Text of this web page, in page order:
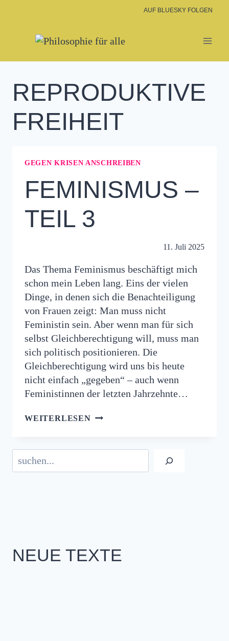
AUF BLUESKY FOLGEN
REPRODUKTIVE
FREIHEIT
GEGEN KRISEN ANSCHREIBEN
FEMINISMUS –
TEIL 3
11. Juli 2025
Das Thema Feminismus beschäftigt mich
schon mein Leben lang. Eins der vielen
Dinge, in denen sich die Benachteiligung
von Frauen zeigt: Man muss nicht
Feministin sein. Aber wenn man für sich
selbst Gleichberechtigung will, muss man
sich politisch positionieren. Die
Gleichberechtigung wird uns bis heute
nicht einfach „gegeben“ – auch wenn
Feministinnen der letzten Jahrzehnte…
WEITERLESENFEMINISMUS
3
Suchen
NEUE TEXTE